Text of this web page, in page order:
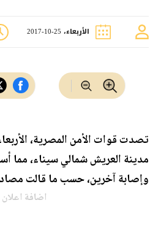
الأربعاء، 25-10-2017
تصدت قوات الأمن المصرية،
مدينة العريش شمالي سيناء، مما
وإصابة آخرين، حسب ما قالت
اضافة اعلان